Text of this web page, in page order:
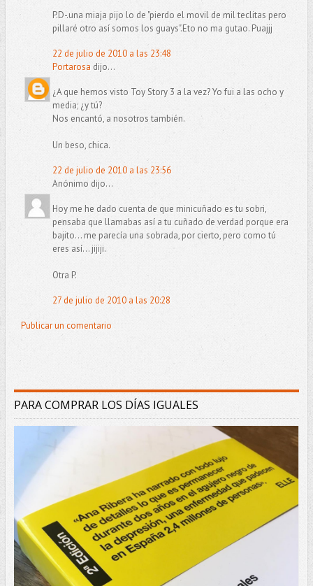
P.D-.una miaja pijo lo de "pierdo el movil de mil teclitas pero
pillaré otro así somos los guays".Eto no ma gutao. Puajjj
22 de julio de 2010 a las 23:48
Portarosa dijo...
¿A que hemos visto Toy Story 3 a la vez? Yo fui a las ocho y
media; ¿y tú?
Nos encantó, a nosotros también.
Un beso, chica.
22 de julio de 2010 a las 23:56
Anónimo dijo...
Hoy me he dado cuenta de que minicuñado es tu sobri,
pensaba que llamabas así a tu cuñado de verdad porque era
bajito... me parecía una sobrada, por cierto, pero como tú
eres así... jijiji.
Otra P.
27 de julio de 2010 a las 20:28
Publicar un comentario
PARA COMPRAR LOS DÍAS IGUALES